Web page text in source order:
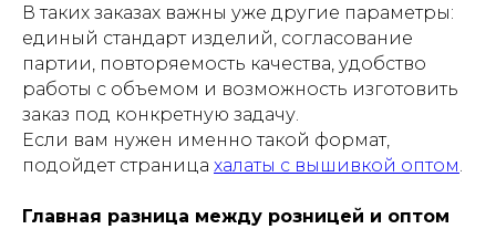
В таких заказах важны уже другие параметры:
единый стандарт изделий, согласование
партии, повторяемость качества, удобство
работы с объемом и возможность изготовить
заказ под конкретную задачу.
Если вам нужен именно такой формат,
подойдет страница халаты с вышивкой оптом
Главная разница между розницей и оптом